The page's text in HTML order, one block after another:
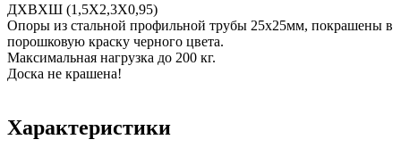
ДХВХШ (1,5Х2,3Х0,95)
Опоры из стальной профильной трубы 25х25мм, покрашены в
порошковую краску черного цвета.
Максимальная нагрузка до 200 кг.
Доска не крашена!
Характеристики